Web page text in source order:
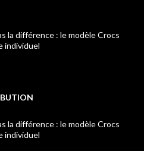
la différence : le modèle Crocs
individuel
la différence : le modèle Crocs
individuel